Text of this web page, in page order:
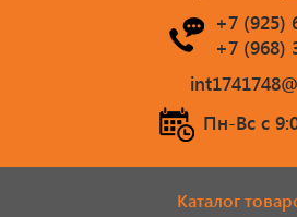
+7 (925)
+7 (968)
Пн-Вс c
Каталог